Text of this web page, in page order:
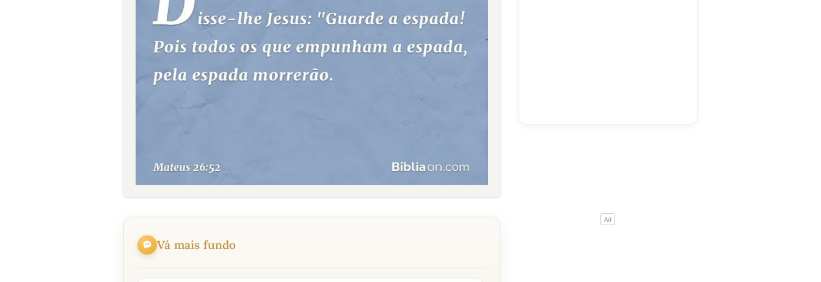
Vá mais fundo